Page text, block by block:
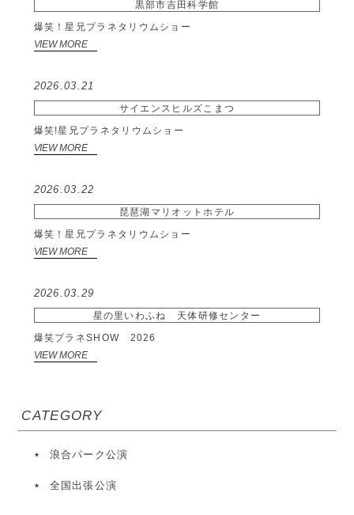
黒部市吉田科学館
爆笑！星兄プラネタリウムショー
VIEW MORE
2026.03.21
サイエンスヒルズこまつ
爆笑!星兄プラネタリウムショー
VIEW MORE
2026.03.22
琵琶湖マリオットホテル
爆笑！星兄プラネタリウムショー
VIEW MORE
2026.03.29
星の里いわふね 天体研修センター
爆笑プラネSHOW 2026
VIEW MORE
CATEGORY
浪合パーク公演
全国出張公演